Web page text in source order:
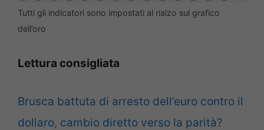
Tutti gli indicatori sono impostati al rialzo sul grafico
dell’oro
Lettura consigliata
Brusca battuta di arresto dell’euro contro il
dollaro, cambio diretto verso la parità?